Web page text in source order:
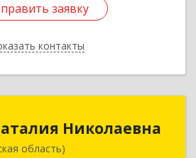
заявку
контакты
заявку
Назад
Николаевна
область)Архангельской обл.,